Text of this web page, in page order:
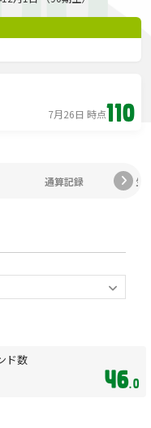
7月26日 時点110
通算記録 生
ド数
46.0